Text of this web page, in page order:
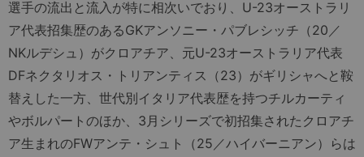
選手の流出と流入が特に相次いでおり、U-23オーストラリ
ア代表招集歴のあるGKアンソニー・パブレシッチ（20／
NKルデシュ）がクロアチア、元U-23オーストラリア代表
DFネクタリオス・トリアンティス（23）がギリシャへと鞍
替えした一方、世代別イタリア代表歴を持つチルカーティ
やボルパートのほか、3月シリーズで初招集されたクロアチ
ア生まれのFWアンテ・シュト（25／ハイバーニアン）らは